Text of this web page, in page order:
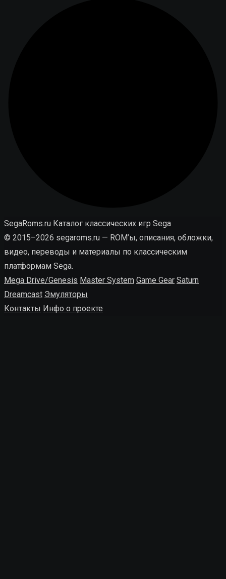
SegaRoms.ru Каталог классических игр Sega
© 2015–2026 segaroms.ru — ROM’ы, описания, обложки,
видео, переводы и материалы по классическим
платформам Sega.
Mega Drive/Genesis Master System Game Gear Saturn
Dreamcast Эмуляторы
Контакты Инфо о проекте